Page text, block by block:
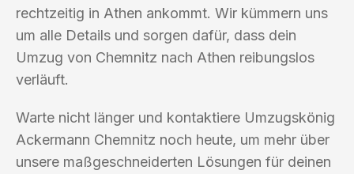
rechtzeitig in Athen ankommt. Wir kümmern uns
um alle Details und sorgen dafür, dass dein
Umzug von Chemnitz nach Athen reibungslos
verläuft.
Warte nicht länger und kontaktiere Umzugskönig
Ackermann Chemnitz noch heute, um mehr über
unsere maßgeschneiderten Lösungen für deinen